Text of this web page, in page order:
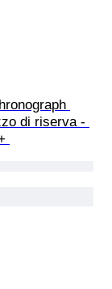
di riserva -